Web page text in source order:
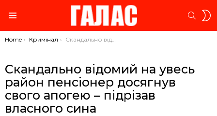
You are here:
Home Кримінал Скандально відомий на увесь район пенсіонер досягнув свого апогею – підрізав власного сина
Скандально відомий на увесь
район пенсіонер досягнув
свого апогею – підрізав
власного сина